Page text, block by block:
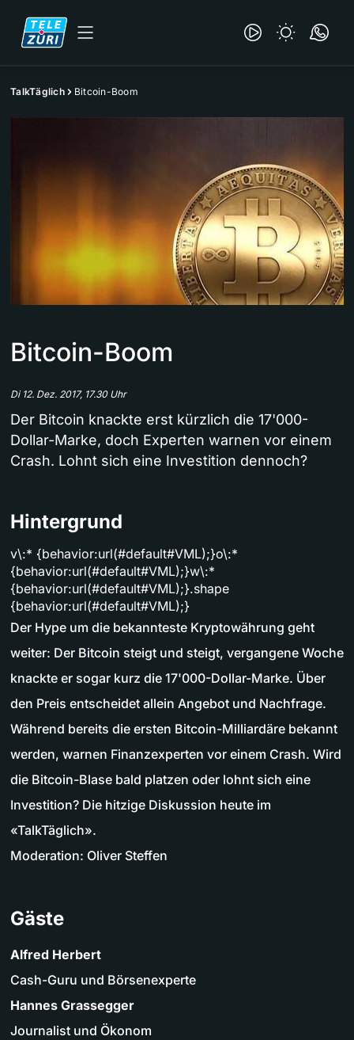
TalkTäglich Bitcoin-Boom
Bitcoin-Boom
Di 12. Dez. 2017, 17.30 Uhr
Der Bitcoin knackte erst kürzlich die 17'000-
Dollar-Marke, doch Experten warnen vor einem
Crash. Lohnt sich eine Investition dennoch?
Hintergrund
v\:* {behavior:url(#default#VML);}o\:*
{behavior:url(#default#VML);}w\:*
{behavior:url(#default#VML);}.shape
{behavior:url(#default#VML);}
Der Hype um die bekannteste Kryptowährung geht
weiter: Der Bitcoin steigt und steigt, vergangene Woche
knackte er sogar kurz die 17'000-Dollar-Marke. Über
den Preis entscheidet allein Angebot und Nachfrage.
Während bereits die ersten Bitcoin-Milliardäre bekannt
werden, warnen Finanzexperten vor einem Crash. Wird
die Bitcoin-Blase bald platzen oder lohnt sich eine
Investition? Die hitzige Diskussion heute im
«TalkTäglich».
Moderation: Oliver Steffen
Gäste
Alfred Herbert
Cash-Guru und Börsenexperte
Hannes Grassegger
Journalist und Ökonom